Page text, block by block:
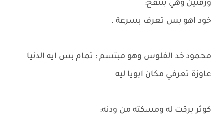
ورقتين وهي بتنفخ:
خود اهو بس تعرف بسرعة .
محمود خد الفلوس وهو مبتسم : تمام بس ايه الدنيا
عاوزة تعرفي مكان ابويا ليه
كوثر برقت له ومسكته من ودنه: